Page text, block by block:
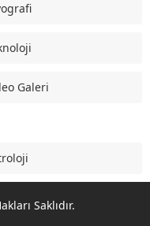
Belediye Başkan
“Kıymetli
Başkan Adaylığı
adaylık dilekçemizi
teslim ettik. 31 Mart